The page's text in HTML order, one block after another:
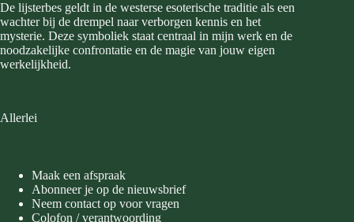
De lijsterbes geldt in de westerse esoterische traditie als een
wachter bij de drempel naar verborgen kennis en het
mysterie. Deze symboliek staat centraal in mijn werk en de
noodzakelijke confrontatie en de magie van jouw eigen
werkelijkheid.
Allerlei
Maak een afspraak
Abonneer je op de nieuwsbrief
Neem contact op voor vragen
Colofon / verantwoording